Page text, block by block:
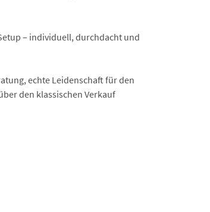
– individuell, durchdacht und
echte Leidenschaft für den
den klassischen Verkauf